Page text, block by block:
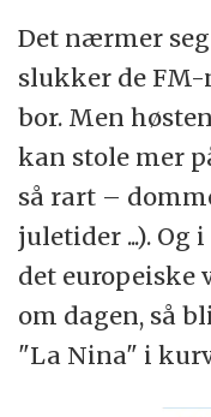
Det nærmer
slukker de
bor. Men
kan stole mer
så rart –
juletider ...). Og
det europeiske
om dagen, så
"La Nina" i